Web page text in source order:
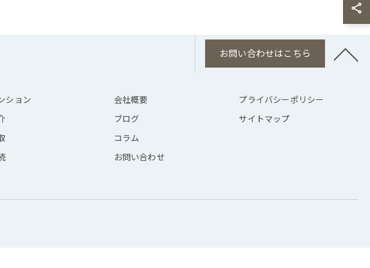
お問い合わせはこちら
ション
会社概要
ブログ
コラム
お問い合わせ
プライバシーポリシー
サイトマップ